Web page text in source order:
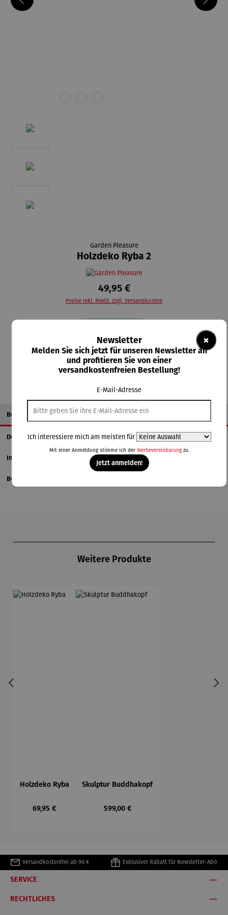
Garden Pleasure
Holzdeko Ryba 2
49,95 €
Preise inkl. MwSt. zzgl. Versandkosten
In den Warenkorb
Beschreibung
Details
Informationen zum Hersteller
Bewertungen
Weitere Produkte
Holzdeko Ryba
Regulärer Preis:
69,95 €
Skulptur Buddhakopf
Regulärer Preis:
599,00 €
Versandkostenfrei ab 90 € Exklusiver Rabatt für Newsletter-Abo
SERVICE
RECHTLICHES
×
Newsletter
Melden Sie sich jetzt für unseren Newsletter an
und profitieren Sie von einer
versandkostenfreien Bestellung!
E-Mail-Adresse
Ich interessiere mich am meisten für
Mit einer Anmeldung stimme ich der Werbevereinbarungzu.
Jetzt anmelden!